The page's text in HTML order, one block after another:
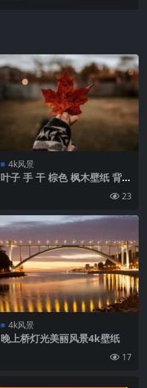
4k风景
叶子 手 干 棕色 枫木壁纸 背景
23
4k风景
晚上桥灯光美丽风景4k壁纸
17